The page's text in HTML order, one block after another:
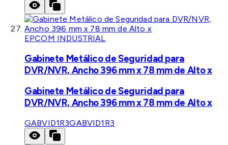
EPCOM INDUSTRIAL
Gabinete Metálico de Seguridad para
DVR/NVR, Ancho 396 mm x 78 mm de Alto x
Gabinete Metálico de Seguridad para
DVR/NVR, Ancho 396 mm x 78 mm de Alto x
GABVID1R3GABVID1R3